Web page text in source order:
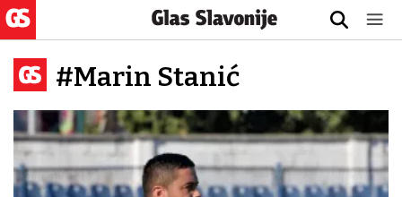
#Marin Stanić